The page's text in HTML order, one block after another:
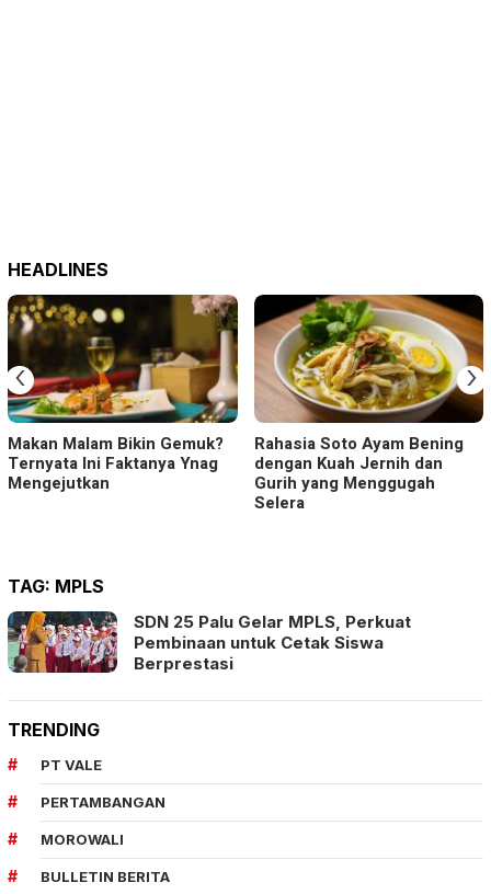
HEADLINES
Makan Malam Bikin Gemuk?
Ternyata Ini Faktanya Ynag
Mengejutkan
Rahasia Soto Ayam Bening
dengan Kuah Jernih dan
Gurih yang Menggugah
Selera
‹ ›
TAG: MPLS
SDN 25 Palu Gelar MPLS, Perkuat
Pembinaan untuk Cetak Siswa
Berprestasi
TRENDING
PT VALE
PERTAMBANGAN
MOROWALI
BULLETIN BERITA